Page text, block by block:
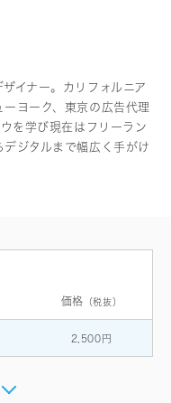
イナー。カリフォルニア
ヨーク、東京の広告代理
を学び現在はフリーラン
ジタルまで幅広く手がけ
価格 （税抜）
2,500円